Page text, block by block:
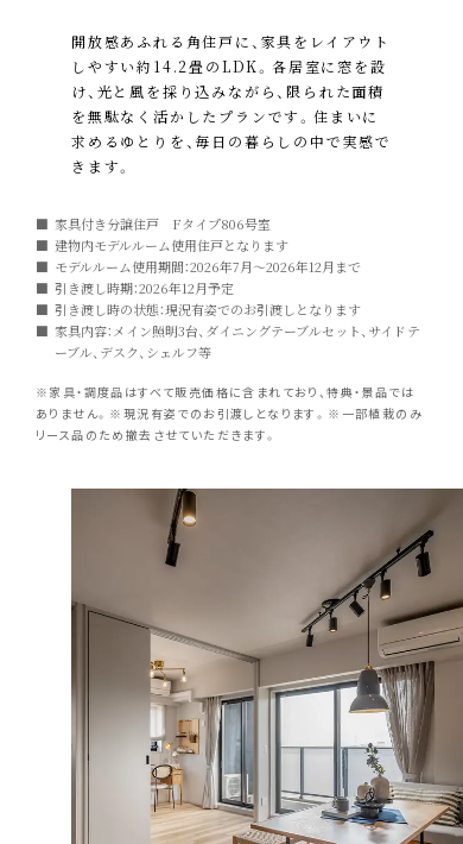
開放感あふれる角住戸に、家具をレイアウト
しやすい約14.2畳のLDK。各居室に窓を設
け、光と風を採り込みながら、限られた面積
を無駄なく活かしたプランです。住まいに
求めるゆとりを、毎日の暮らしの中で実感で
きます。
家具付き分譲住戸 Fタイプ806号室
建物内モデルルーム使用住戸となります
モデルルーム使用期間：2026年7月～2026年12月まで
引き渡し時期：2026年12月予定
引き渡し時の状態：現況有姿でのお引渡しとなります
家具内容：メイン照明3台、ダイニングテーブルセット、サイドテ
ーブル、デスク、シェルフ等
※家具・調度品はすべて販売価格に含まれており、特典・景品では
ありません。※現況有姿でのお引渡しとなります。※一部植栽のみ
リース品のため撤去させていただきます。